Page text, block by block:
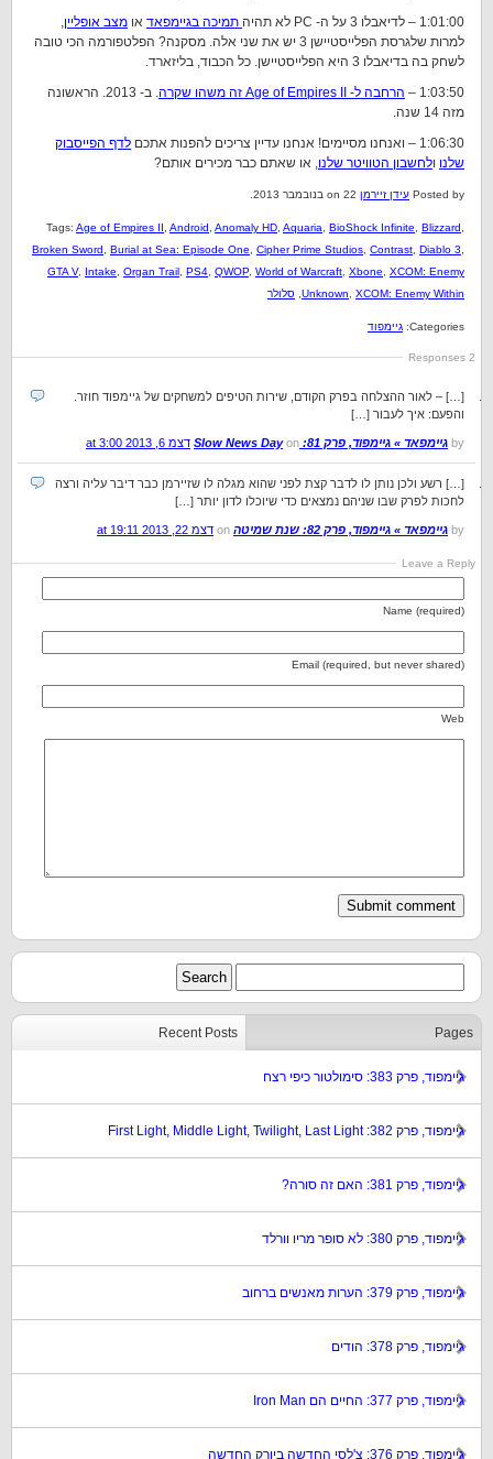
1:01:00 – לדיאבלו 3 על ה- PC לא תהיה
תמיכה בגיימפאד או מצב אופליין,
למרות שלגרסת הפלייסטיישן 3 יש את שני אלה. מסקנה? הפלטפורמה הכי טובה
לשחק בה בדיאבלו 3 היא הפלייסטיישן. כל הכבוד, בליזארד.
1:03:50 –
הרחבה ל- Age of Empires II זה משהו שקרה
. ב- 2013. הראשונה
מזה 14 שנה.
1:06:30 – ואנחנו מסיימים! אנחנו עדיין צריכים להפנות אתכם
לדף הפייסבוק
שלנו ולחשבון הטוויטר שלנו, או שאתם כבר מכירים אותם?
Posted by עידן זיירמן
Tags: Age of Empires II Android Anomaly HD Aquaria BioShock Infinite Blizzard
Broken Sword
Burial at Sea: Episode One Cipher Prime Studios Contrast Diablo 3
GTA V, Intake Organ Trail PS4 QWOP, World of Warcraft Xbone
XCOM: Enemy
Unknown
XCOM: Enemy Within סלולר
Categories: גיימפוד
2 Responses
[…] – לאור ההצלחה בפרק הקודם, שירות הטיפים למשחקים של גיימפוד חוזר.
והפעם: איך לעבור […]
by גיימפאד » גיימפוד, פרק 81: Slow News Day on דצמ 6, 2013 at 3:00
[…] רשע ולכן נותן לו לדבר קצת לפני שהוא מגלה לו שזיירמן כבר דיבר עליה ורצה
לחכות לפרק שבו שניהם נמצאים כדי שיוכלו לדון יותר […]
by גיימפאד » גיימפוד, פרק 82: שנת שמיטה דצמ 22, 2013 at 19:11
Leave a Reply
Name (required)
Email (required, but never shared)
Web
Recent Posts Pages
גיימפוד, פרק 383: סימולטור כיפי רצח
גיימפוד, פרק 382: First Light, Middle Light, Twilight, Last Light
גיימפוד, פרק 381: האם זה סורה?
גיימפוד, פרק 380: לא סופר מריו וורלד
גיימפוד, פרק 379: הערות מאנשים ברחוב
גיימפוד, פרק 378: הודים
גיימפוד, פרק 377: החיים הם Iron Man
גיימפוד, פרק 376: צ'לסי החדשה ביורק החדשה